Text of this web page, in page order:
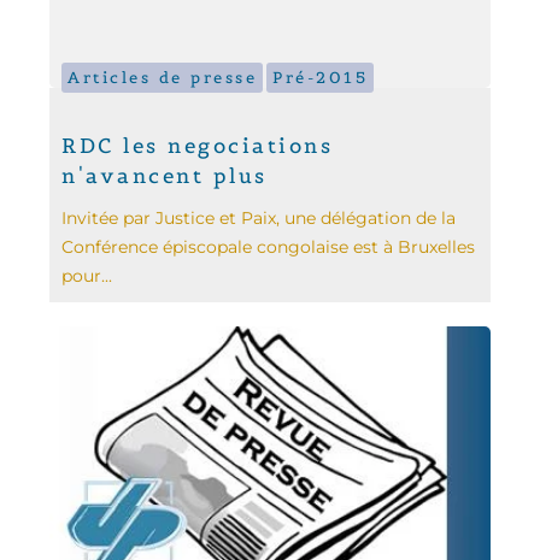
Articles de presse Pré-2015
RDC les negociations
n'avancent plus
Invitée par Justice et Paix, une délégation de la
Conférence épiscopale congolaise est à Bruxelles
pour...